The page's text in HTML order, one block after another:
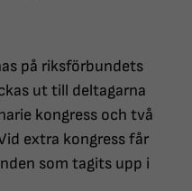
på riksförbundets
ut till deltagarna
kongress och två
extra kongress får
som tagits upp i